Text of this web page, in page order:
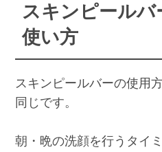
スキンピールバ
使い方
スキンピールバーの使用
同じです。
朝・晩の洗顔を行うタイ